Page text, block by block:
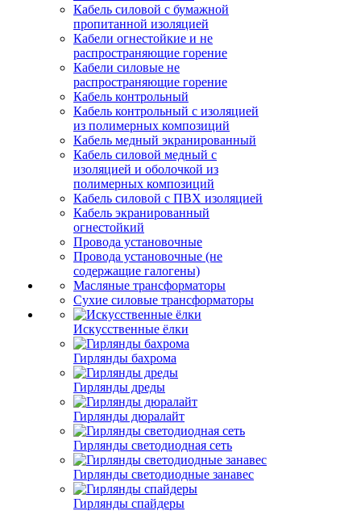
Кабель силовой с бумажной
пропитанной изоляцией
Кабели огнестойкие и не
распространяющие горение
Кабели силовые не
распространяющие горение
Кабель контрольный
Кабель контрольный с изоляцией
из полимерных композиций
Кабель медный экранированный
Кабель силовой медный с
изоляцией и оболочкой из
полимерных композиций
Кабель силовой с ПВХ изоляцией
Кабель экранированный
огнестойкий
Провода установочные
Провода установочные (не
содержащие галогены)
Масляные трансформаторы
Сухие силовые трансформаторы
Искусственные ёлки
Гирлянды бахрома
Гирлянды дреды
Гирлянды дюралайт
Гирлянды светодиодная сеть
Гирлянды светодиодные занавес
Гирлянды спайдеры